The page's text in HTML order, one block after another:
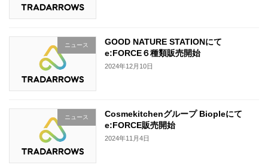
ニュース
GOOD NATURE STATIONにて
e:FORCE６種類販売開始
2024年12月10日
ニュース
Cosmekitchenグループ Biopleにて
e:FORCE販売開始
2024年11月4日